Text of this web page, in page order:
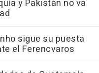
y Pakistán no va
sigue su puesta
el Ferencvaros